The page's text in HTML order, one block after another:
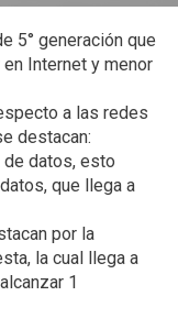
5° generación que
Internet y menor
a las redes
destacan:
de datos, esto
que llega a
por la
la cual llega a
1